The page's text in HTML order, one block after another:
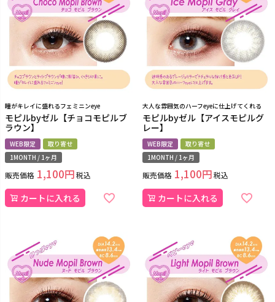
瞳がキレイに盛れるフェミニンeye
モピルbyゼル【チョコモピルブ
ラウン】
WEB限定
取り寄せ
1MONTH / 1ヶ月
販売価格 1,100 税込
カートに入れる
大人な雰囲気のハーフeyeに仕上げてくれる
モピルbyゼル【アイスモピルグ
レー】
WEB限定
取り寄せ
1MONTH / 1ヶ月
販売価格 1,100 税込
カートに入れる